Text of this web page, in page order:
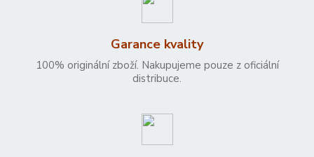
Garance kvality
100% originální zboží. Nakupujeme pouze z oficiální
distribuce.